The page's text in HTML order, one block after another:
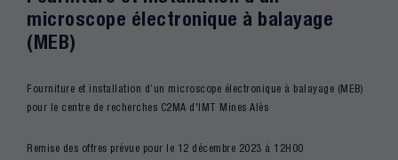
microscope électronique à balayage
(MEB)
Fourniture et installation d’un microscope électronique à balayage (MEB)
pour le centre de recherches C2MA d'IMT Mines Alès
Remise des offres prévue pour le 12 décembre 2023 à 12H00